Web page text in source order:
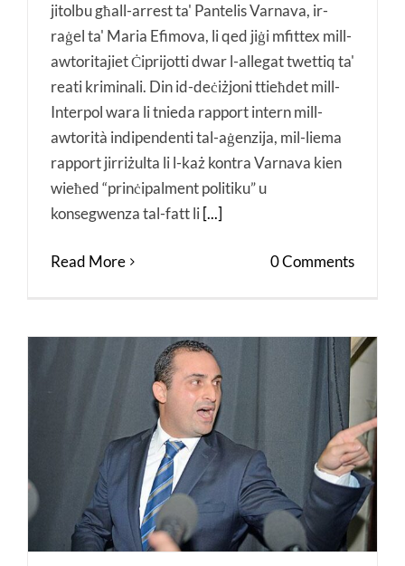
jitolbu għall-arrest ta' Pantelis Varnava, ir-
raġel ta' Maria Efimova, li qed jiġi mfittex mill-
awtoritajiet Ċiprijotti dwar l-allegat twettiq ta'
reati kriminali. Din id-deċiżjoni ttieħdet mill-
Interpol wara li tnieda rapport intern mill-
awtorità indipendenti tal-aġenzija, mil-liema
rapport jirriżulta li l-każ kontra Varnava kien
wieħed “prinċipalment politiku” u
konsegwenza tal-fatt li [...]
Read More 0 Comments